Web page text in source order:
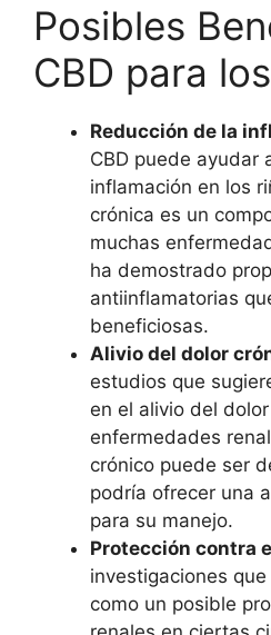
Posibles
CBD para
Reducción de la
CBD puede ayudar
inflamación en los
crónica es un
muchas
ha demostrado
antiinflamatorias
beneficiosas.
Alivio del dolor
estudios que
en el alivio del
enfermedades
crónico puede ser
podría ofrecer una
para su manejo.
Protección contra
investigaciones
como un posible